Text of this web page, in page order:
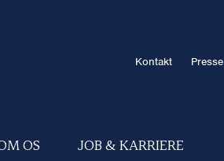
Kontakt Presse
OS JOB & KARRIERE